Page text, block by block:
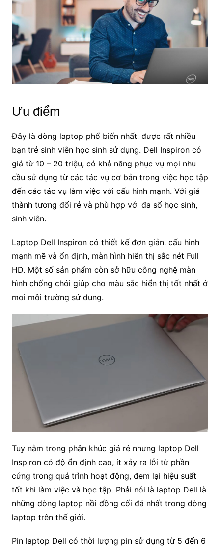
Ưu điểm
Đây là dòng laptop phổ biến nhất, được rất nhiều
bạn trẻ sinh viên học sinh sử dụng. Dell Inspiron có
giá từ 10 – 20 triệu, có khả năng phục vụ mọi nhu
cầu sử dụng từ các tác vụ cơ bản trong việc học tập
đến các tác vụ làm việc với cấu hình mạnh. Với giá
thành tương đối rẻ và phù hợp với đa số học sinh,
sinh viên.
Laptop Dell Inspiron có thiết kế đơn giản, cấu hình
mạnh mẽ và ổn định, màn hình hiển thị sắc nét Full
HD. Một số sản phẩm còn sở hữu công nghệ màn
hình chống chói giúp cho màu sắc hiển thị tốt nhất ở
mọi môi trường sử dụng.
Tuy nằm trong phân khúc giá rẻ nhưng laptop Dell
Inspiron có độ ổn định cao, ít xảy ra lỗi từ phần
cứng trong quá trình hoạt động, đem lại hiệu suất
tốt khi làm việc và học tập. Phải nói là laptop Dell là
những dòng laptop nồi đồng cối đá nhất trong dòng
laptop trên thế giới.
Pin laptop Dell có thời lượng pin sử dụng từ 5 đến 6